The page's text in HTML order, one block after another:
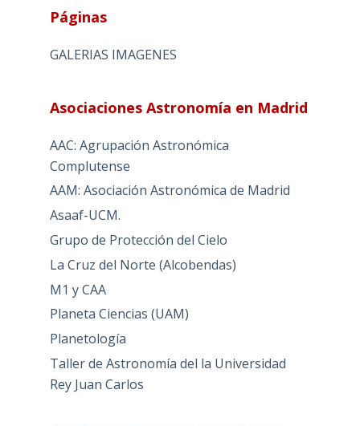
Páginas
GALERIAS IMAGENES
Asociaciones Astronomía en Madrid
AAC: Agrupación Astronómica
Complutense
AAM: Asociación Astronómica de Madrid
Asaaf-UCM.
Grupo de Protección del Cielo
La Cruz del Norte (Alcobendas)
M1 y CAA
Planeta Ciencias (UAM)
Planetología
Taller de Astronomía del la Universidad
Rey Juan Carlos